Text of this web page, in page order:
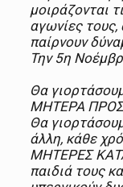
μοιράζονται
αγωνίες τους,
παίρνουν
Την 5η
Θα
ΜΗΤΕΡΑ
Θα
άλλη, κάθε
ΜΗΤΕΡΕΣ
παιδιά τους